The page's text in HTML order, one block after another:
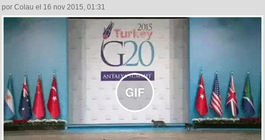
por Colau el 16 nov 2015, 01:31